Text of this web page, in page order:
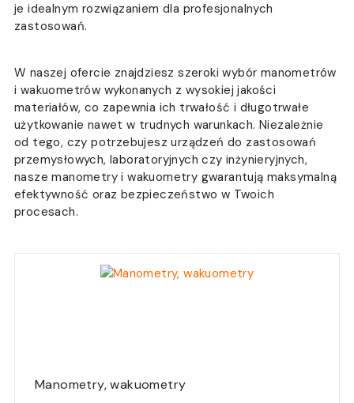
je idealnym rozwiązaniem dla profesjonalnych
zastosowań.
W naszej ofercie znajdziesz szeroki wybór manometrów
i wakuometrów wykonanych z wysokiej jakości
materiałów, co zapewnia ich trwałość i długotrwałe
użytkowanie nawet w trudnych warunkach. Niezależnie
od tego, czy potrzebujesz urządzeń do zastosowań
przemysłowych, laboratoryjnych czy inżynieryjnych,
nasze manometry i wakuometry gwarantują maksymalną
efektywność oraz bezpieczeństwo w Twoich
procesach.
Manometry, wakuometry